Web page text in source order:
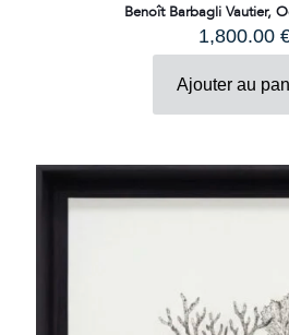
Benoît Barbagli Vautier,
1,800.00
Ajouter au